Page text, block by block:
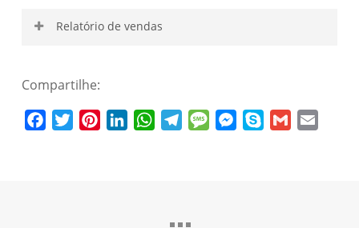
Relatório de vendas
Nome de usuário
Compartilhe:
FacebookTwitterPinterestLinkedInWhatsAppTelegramMessageMessenger
Skype Gmail